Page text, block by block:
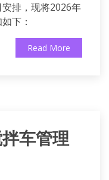
排，现将2026年
下：
Read More
车管理